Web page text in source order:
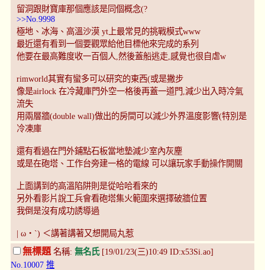
留洞跟財寶庫那個應該是同個概念(?
>>No.9998
極地、冰海、高溫沙漠 yt上最常見的挑戰模式www
最近還有看到一個要觀眾給他目標他來完成的系列
他要在最高難度收一百個人,然後蓋船逃走,感覺也很自虐w
rimworld其實有蠻多可以研究的東西(或是撇步
像是airlock 在冷藏庫門外空一格後再蓋一道門,減少出入時冷氣
流失
用兩層牆(double wall)做出的房間可以減少外界溫度影響(特別是
冷凍庫
還有看過在門外鋪點石板當地墊減少室內灰塵
或是在砲塔、工作台旁建一格的電線 可以讓玩家手動操作開關
上面講到的高溫陷阱則是從哈哈看來的
另外看影片說工兵會看砲塔集火範圍來選擇破牆位置
我倒是沒有成功誘導過
| ω・`) ＜講著講著又想開局丸惹
無標題 名稱: 無名氏[19/01/23(三)10:49 ID:x53Si.ao]
No.10007 推